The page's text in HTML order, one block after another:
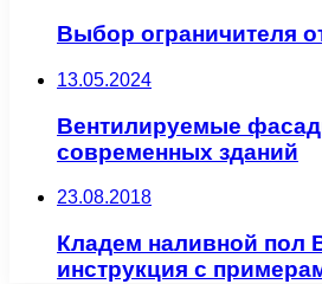
Выбор ограничителя
13.05.2024
Вентилируемые
современных зданий
23.08.2018
Кладем наливной пол
инструкция с